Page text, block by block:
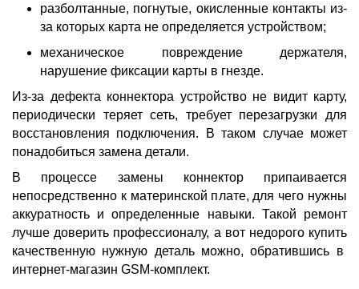
разболтанные, погнутые, окисленные контакты из-
за которых карта не определяется устройством;
механическое повреждение держателя,
нарушение фиксации карты в гнезде.
Из-за дефекта коннектора устройство не видит карту,
периодически теряет сеть, требует перезагрузки для
восстановления подключения. В таком случае может
понадобиться замена детали.
В процессе замены коннектор припаивается
непосредственно к материнской плате, для чего нужны
аккуратность и определенные навыки. Такой ремонт
лучше доверить профессионалу, а вот недорого купить
качественную нужную деталь можно, обратившись в
интернет-магазин GSM-комплект.